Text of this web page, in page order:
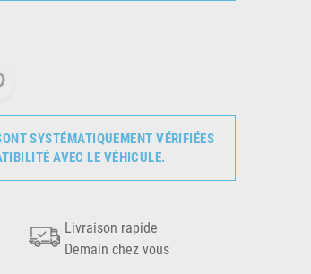
SYSTÉMATIQUEMENT VÉRIFIÉES
AVEC LE VÉHICULE.
Livraison rapide
Demain chez vous